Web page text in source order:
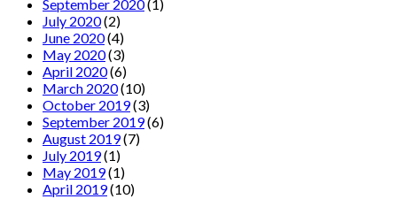
September 2020(1)
July 2020(2)
June 2020(4)
May 2020(3)
April 2020(6)
March 2020(10)
October 2019(3)
September 2019(6)
August 2019(7)
July 2019(1)
May 2019(1)
April 2019(10)